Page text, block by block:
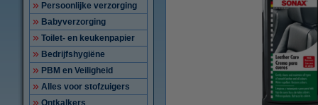
Persoonlijke verzorging
Babyverzorging
Toilet- en keukenpapier
Bedrijfshygiëne
PBM en Veiligheid
Alles voor stofzuigers
Ontkalkers